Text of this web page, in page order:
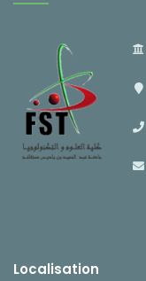
Localisation